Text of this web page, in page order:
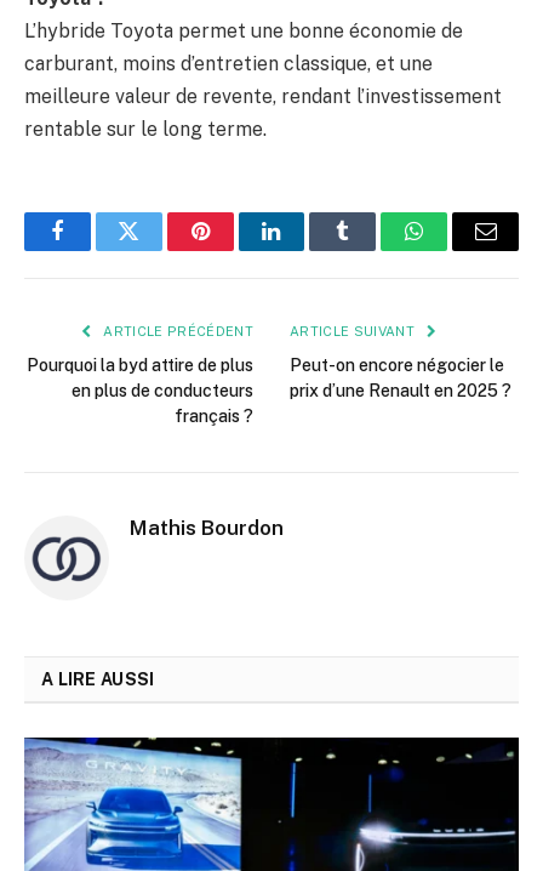
L’hybride Toyota permet une bonne économie de
carburant, moins d’entretien classique, et une
meilleure valeur de revente, rendant l’investissement
rentable sur le long terme.
FacebookTwitter PinterestLinkedInTumblr WhatsApp
E-
ARTICLE PRÉCÉDENT
Pourquoi la byd attire de plus
en plus de conducteurs
français ?
ARTICLE SUIVANT
Peut-on encore négocier le
prix d’une Renault en 2025 ?
Mathis Bourdon
A LIRE AUSSI